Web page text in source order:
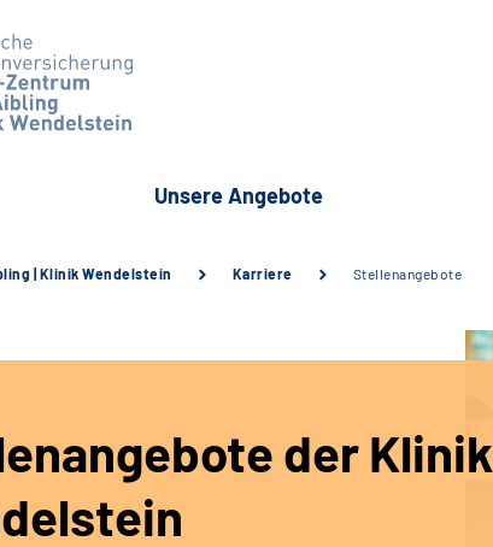
Unsere Angebote
| Klinik Wendelstein Karriere Stellenangebote
der Klinik